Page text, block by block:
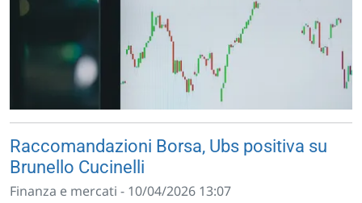
Raccomandazioni Borsa, Ubs positiva su
Brunello Cucinelli
Finanza e mercati - 10/04/2026 13:07